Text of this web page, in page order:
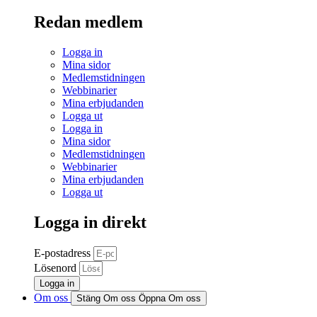
Redan medlem
Logga in
Mina sidor
Medlemstidningen
Webbinarier
Mina erbjudanden
Logga ut
Logga in
Mina sidor
Medlemstidningen
Webbinarier
Mina erbjudanden
Logga ut
Logga in direkt
E-postadress
Lösenord
Logga in
Om oss Stäng Om oss Öppna Om oss